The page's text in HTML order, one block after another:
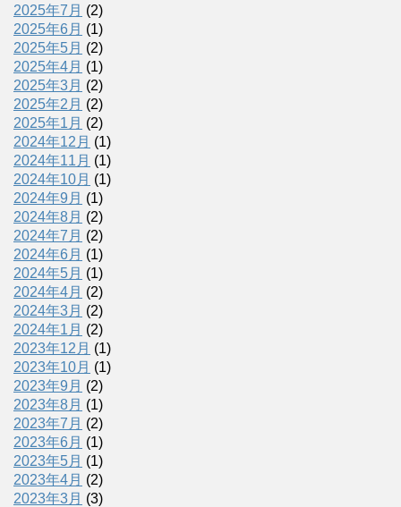
2025年7月 (2)
2025年6月 (1)
2025年5月 (2)
2025年4月 (1)
2025年3月 (2)
2025年2月 (2)
2025年1月 (2)
2024年12月 (1)
2024年11月 (1)
2024年10月 (1)
2024年9月 (1)
2024年8月 (2)
2024年7月 (2)
2024年6月 (1)
2024年5月 (1)
2024年4月 (2)
2024年3月 (2)
2024年1月 (2)
2023年12月 (1)
2023年10月 (1)
2023年9月 (2)
2023年8月 (1)
2023年7月 (2)
2023年6月 (1)
2023年5月 (1)
2023年4月 (2)
2023年3月 (3)